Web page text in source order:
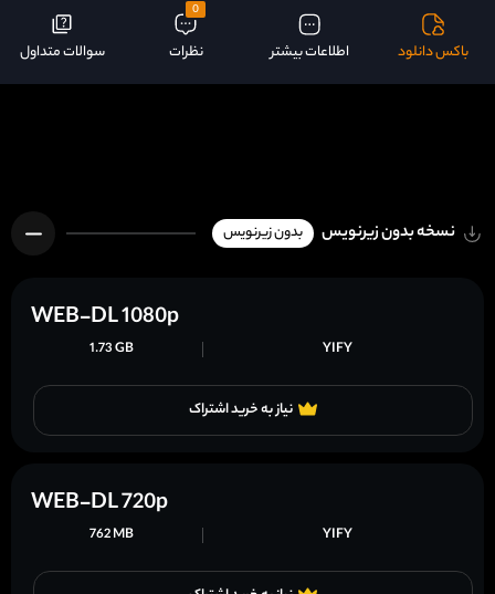
باکس دانلود اطلاعات بیشتر
0
نظرات سوالات متداول
نسخه بدون زیرنویس بدون زیرنویس
نیاز به خرید اشتراک
YIFY
1.73 GB
WEB-DL 1080p
YIFY
762 MB
WEB-DL 720p